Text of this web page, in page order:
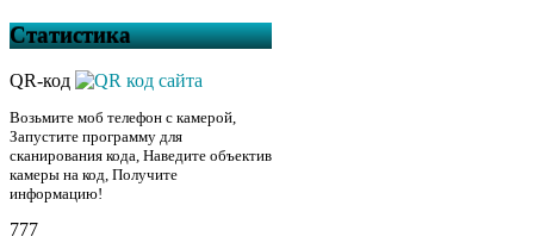
Статистика
QR-код
Возьмите моб телефон с камерой,
Запустите программу для
сканирования кода, Наведите объектив
камеры на код, Получите
информацию!
777